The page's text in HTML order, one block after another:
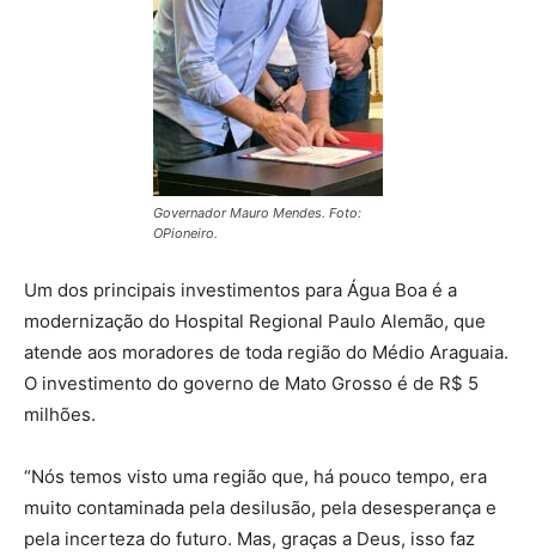
Governador Mauro Mendes. Foto:
OPioneiro.
Um dos principais investimentos para Água Boa é a
modernização do Hospital Regional Paulo Alemão, que
atende aos moradores de toda região do Médio Araguaia.
O investimento do governo de Mato Grosso é de R$ 5
milhões.
“Nós temos visto uma região que, há pouco tempo, era
muito contaminada pela desilusão, pela desesperança e
pela incerteza do futuro. Mas, graças a Deus, isso faz